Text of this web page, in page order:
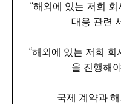
“해외에 있는 저희
대응 관련
“해외에 있는 저희
을 진행해
국제 계약과